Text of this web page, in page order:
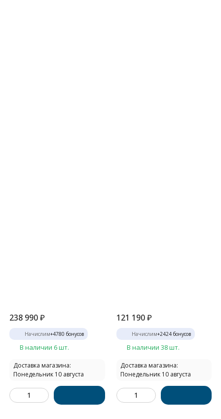
238 990₽
Начислим+4780 бонусов
В наличии 6 шт.
Доставка магазина:
Понедельник 10 августа
121 190 ₽
Начислим+2424бонусов
В наличии 38 шт.
Доставка магазина:
Понедельник 10 августа